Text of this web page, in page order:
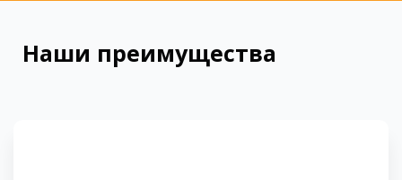
Наши преимущества